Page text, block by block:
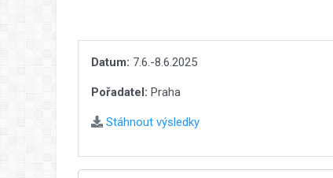
Datum: 7.6.-8.6.2025
Pořadatel: Praha
Stáhnout výsledky